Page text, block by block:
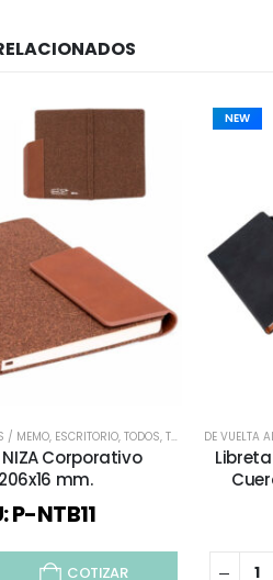
/ MEMO, ESCRITORIO, TODOS, TODOS LOS CUADERNOS Y LIBRETAS
Corporativo
mm.
P-NTB11
COTIZAR
NEW
DE VUELTA
Libreta